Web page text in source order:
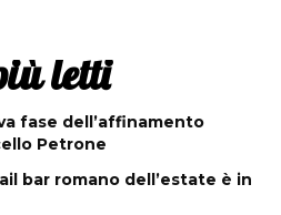
letti
fase dell’affinamento
Petrone
bar romano dell’estate è in